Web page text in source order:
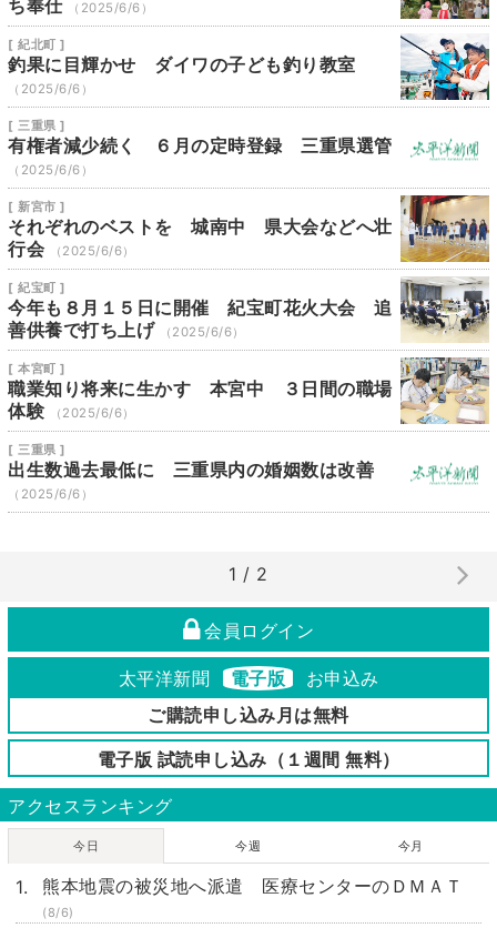
ち奉仕 （2025/6/6）
[ 紀北町 ]
釣果に目輝かせ ダイワの子ども釣り教室
（2025/6/6）
[ 三重県 ]
有権者減少続く ６月の定時登録 三重県選管
（2025/6/6）
[ 新宮市 ]
それぞれのベストを 城南中 県大会などへ壮
行会
（2025/6/6）
[ 紀宝町 ]
今年も８月１５日に開催 紀宝町花火大会 追
善供養で打ち上げ
（2025/6/6）
[ 本宮町 ]
職業知り将来に生かす 本宮中 ３日間の職場
体験
（2025/6/6）
[ 三重県 ]
出生数過去最低に 三重県内の婚姻数は改善
（2025/6/6）
1 / 2
会員ログイン
太平洋新聞 電子版
お申込み
ご購読申し込み月は無料
電子版 試読申し込み（１週間 無料）
アクセスランキング
今日 今週 今月
熊本地震の被災地へ派遣 医療センターのＤＭＡＴ
(8/6)